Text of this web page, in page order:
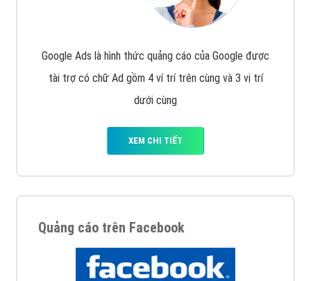
Google Ads là hình thức quảng cáo của Google được
tài trợ có chữ Ad gồm 4 ví trí trên cùng và 3 vị trí
dưới cùng
XEM CHI TIẾT
Quảng cáo trên Facebook